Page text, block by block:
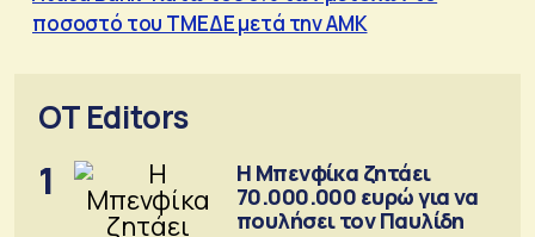
ποσοστό του ΤΜΕΔΕ μετά την ΑΜΚ
OT Editors
1
Η Μπενφίκα ζητάει
70.000.000 ευρώ για να
πουλήσει τον Παυλίδη